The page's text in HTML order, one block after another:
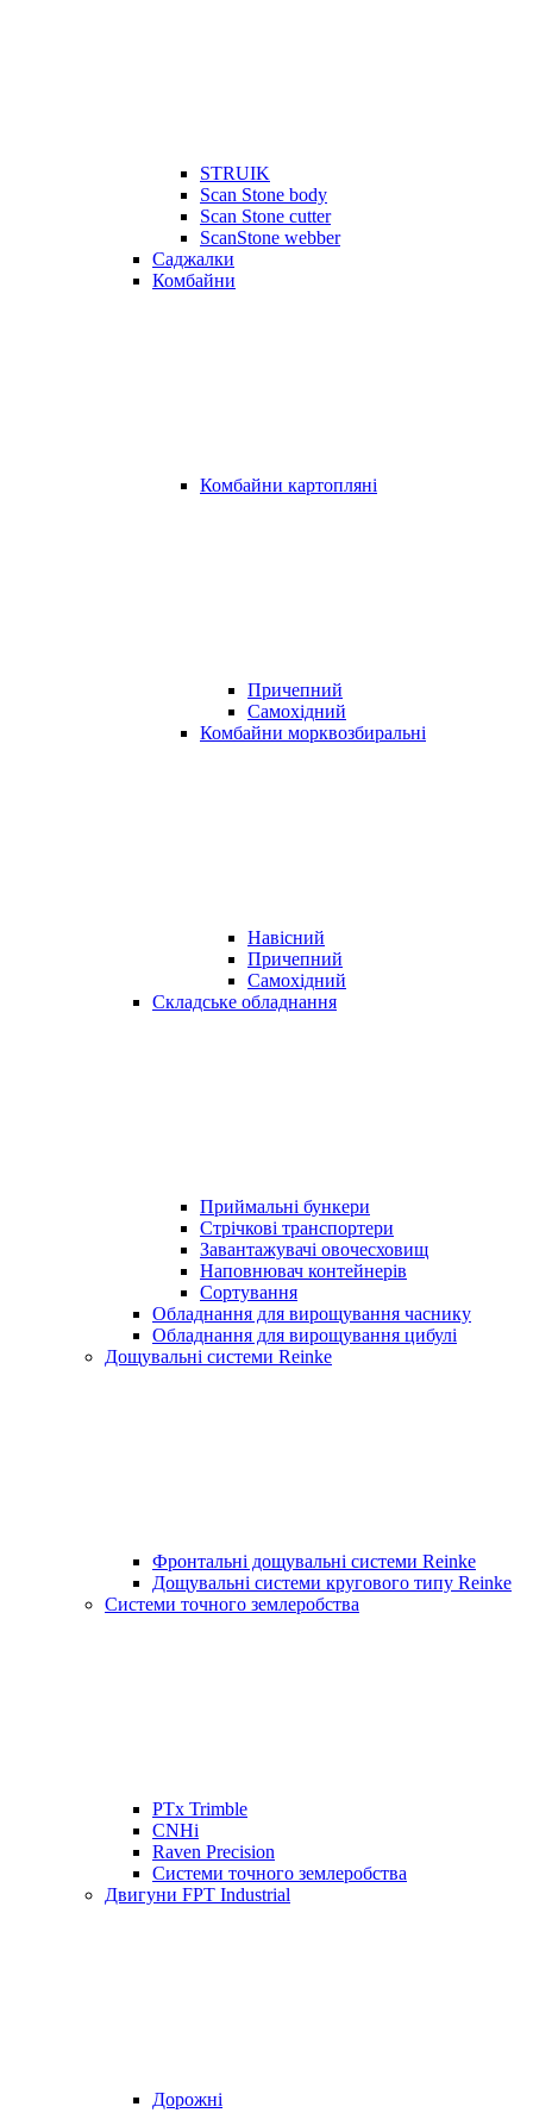
STRUIK
Scan Stone body
Scan Stone cutter
ScanStone webber
Саджалки
Комбайни
Комбайни картопляні
Причепний
Самохідний
Комбайни морквозбиральні
Навісний
Причепний
Самохідний
Складське обладнання
Приймальні бункери
Стрічкові транспортери
Завантажувачі овочесховищ
Наповнювач контейнерів
Сортування
Обладнання для вирощування часнику
Обладнання для вирощування цибулі
Дощувальні системи Reinke
Фронтальні дощувальні системи Reinke
Дощувальні системи кругового типу Reinke
Системи точного землеробства
PTx Trimble
CNHi
Raven Precision
Системи точного землеробства
Двигуни FPT Industrial
Дорожні